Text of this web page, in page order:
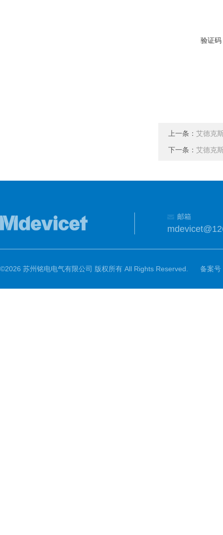
验证码
上一条： 艾德克
下一条： 艾德克
邮箱
©2026 苏州铭电电气有限公司 版权所有 All Rights Reserved. 备案号